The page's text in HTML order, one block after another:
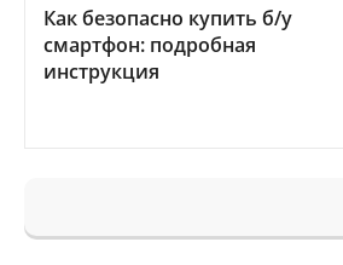
Как безопасно купить б/у
смартфон: подробная
инструкция